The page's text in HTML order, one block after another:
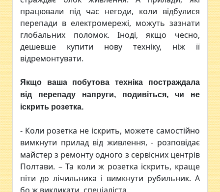
працювали під час негоди, коли відбулися
перепади в електромережі, можуть зазнати
глобальних поломок. Іноді, якщо чесно,
дешевше купити нову техніку, ніж її
відремонтувати.
Якщо ваша побутова техніка постраждала
від перепаду напруги, подивіться, чи не
іскрить розетка.
- Коли розетка не іскрить, можете самостійно
вимкнути прилад від живлення, - розповідає
майстер з ремонту одного з сервісних центрів
Полтави. – Та коли ж розетка іскрить, краще
піти до лічильника і вимкнути рубильник. А